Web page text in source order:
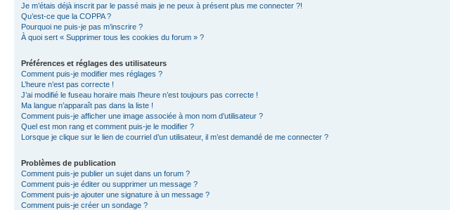
Je m’étais déjà inscrit par le passé mais je ne peux à présent plus me connecter ?!
Qu’est-ce que la COPPA ?
Pourquoi ne puis-je pas m’inscrire ?
À quoi sert « Supprimer tous les cookies du forum » ?
Préférences et réglages des utilisateurs
Comment puis-je modifier mes réglages ?
L’heure n’est pas correcte !
J’ai modifié le fuseau horaire mais l’heure n’est toujours pas correcte !
Ma langue n’apparaît pas dans la liste !
Comment puis-je afficher une image associée à mon nom d’utilisateur ?
Quel est mon rang et comment puis-je le modifier ?
Lorsque je clique sur le lien de courriel d’un utilisateur, il m’est demandé de me connecter ?
Problèmes de publication
Comment puis-je publier un sujet dans un forum ?
Comment puis-je éditer ou supprimer un message ?
Comment puis-je ajouter une signature à un message ?
Comment puis-je créer un sondage ?